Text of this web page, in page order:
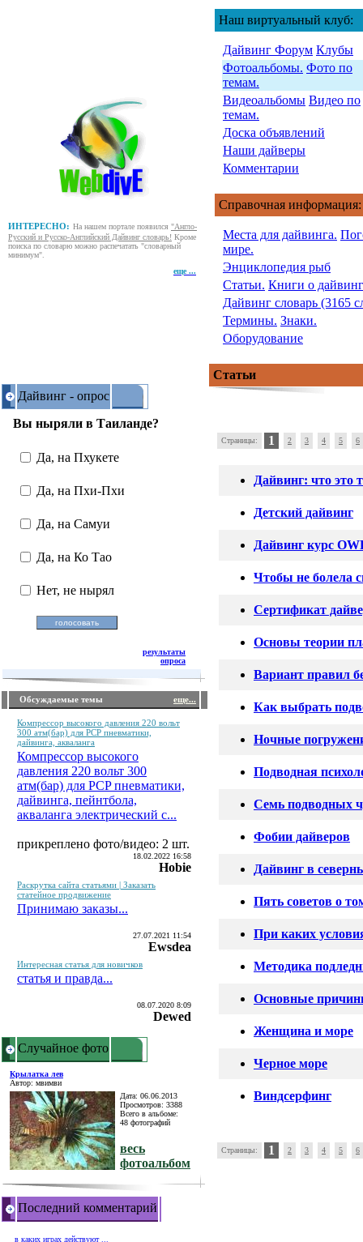
ИНТЕРЕСНО: На нашем портале появился "Англо-
Русский и Русско-Английский Дайвинг словарь! Кроме
поиска по словарю можно распечатать "словарный
минимум".
еще ...
Наш виртуальный клуб:
Дайвинг Форум Клубы
Фотоальбомы. Фото по
темам.
Видеоальбомы Видео по
темам.
Доска объявлений
Наши дайверы
Комментарии
Справочная информация:
Места для дайвинга.
мире.
Энциклопедия рыб
Статьи. Книги о
Дайвинг словарь (3165
Термины. Знаки.
Оборудование
Дайвинг - опрос
Вы ныряли в Таиланде?
Да, на Пхукете
Да, на Пхи-Пхи
Да, на Самуи
Да, на Ко Тао
Нет, не нырял
результаты
опроса
Обсуждаемые темы еще...
Компрессор высокого давления 220 вольт
300 атм(бар) для PCP пневматики,
дайвинга, акваланга
Компрессор высокого
давления 220 вольт 300
атм(бар) для PCP пневматики,
дайвинга, пейнтбола,
акваланга электрический c...
прикреплено фото/видео: 2 шт.
18.02.2022 16:58
Hobie
Раскрутка сайта статьями | Заказать
статейное продвижение
Принимаю заказы...
27.07.2021 11:54
Ewsdea
Интересная статья для новичков
статья и правда...
08.07.2020 8:09
Dewed
Случайное фото
Крылатка лев
Автор: мвимви
Дата: 06.06.2013
Просмотров: 3388
Всего в альбоме:
48 фотографий
весь
фотоальбом
Последний комментарий
в каких играх действуют ...
Статьи
Страницы: 1 2 3 4 5 6
Дайвинг: что это
Детский дайвинг
Дайвинг курс
Чтобы не болела
Сертификат
Основы теории
Вариант правил
Как выбрать
Ночные
Подводная
Семь подводных
Фобии дайверов
Дайвинг в
Пять советов о
При каких
Методика
Основные
Женщина и море
Черное море
Виндсерфинг
Страницы: 1 2 3 4 5 6